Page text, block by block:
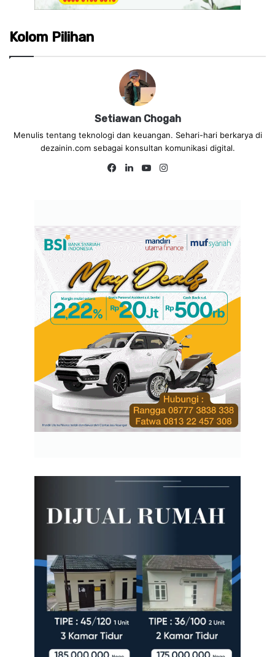
Kolom Pilihan
Setiawan Chogah
Menulis tentang teknologi dan keuangan. Sehari-hari berkarya di
dezainin.com sebagai konsultan komunikasi digital.
Fa
Lin
Yo